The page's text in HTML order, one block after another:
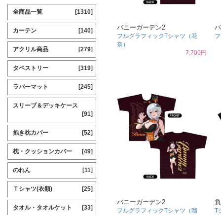
バニーガーデン2
フルグラフィックTシャツ（花
奈）
7,700円
バニーガーデン2
フルグラフィックTシャツ（瑠
T
全商品一覧 [1310]
カーテン [140]
アクリル商品 [279]
タペストリー [319]
ラバーマット [245]
スリーブ＆デッキケース
[91]
抱き枕カバー [52]
枕・クッションカバー [49]
のれん [11]
Ｔシャツ(衣類) [25]
タオル・タオルケット [33]